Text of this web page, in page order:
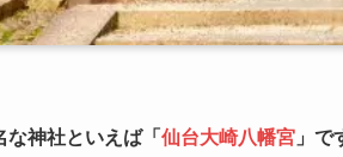
な神社といえば「 仙台大崎八幡宮 」で